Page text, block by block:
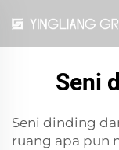
Seni
Seni dinding
ruang apa pun